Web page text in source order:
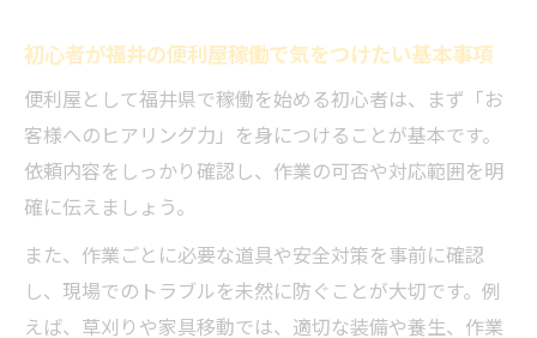
便利屋稼働で信頼される見積もりのコツと
福井の便利屋が価格競争に負けない工夫と
は
便利屋として適正価格を伝える方法と注意
初心者が福井の便利屋稼働で気をつけたい基本事項
便利屋として福井県で稼働を始める初心者は、まず「お
客様へのヒアリング力」を身につけることが基本です。
依頼内容をしっかり確認し、作業の可否や対応範囲を明
確に伝えましょう。
また、作業ごとに必要な道具や安全対策を事前に確認
し、現場でのトラブルを未然に防ぐことが大切です。例
えば、草刈りや家具移動では、適切な装備や養生、作業